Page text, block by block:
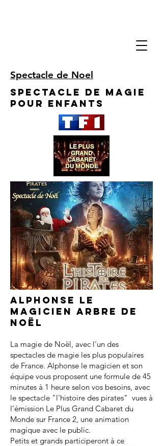
Spectacle de Noel
Spectacle de Magie
pour enfants
Alphonse le
magicien arbre de
noël
La magie de Noël, avec l'un des
spectacles de magie les plus populaires
de France. Alphonse le magicien et son
équipe vous proposent une formule de 45
minutes à 1 heure selon vos besoins, avec
le spectacle "l'histoire des pirates" vues à
l’émission Le Plus Grand Cabaret du
Monde sur France 2, une animation
magique avec le public.
Petits et grands participeront à ce